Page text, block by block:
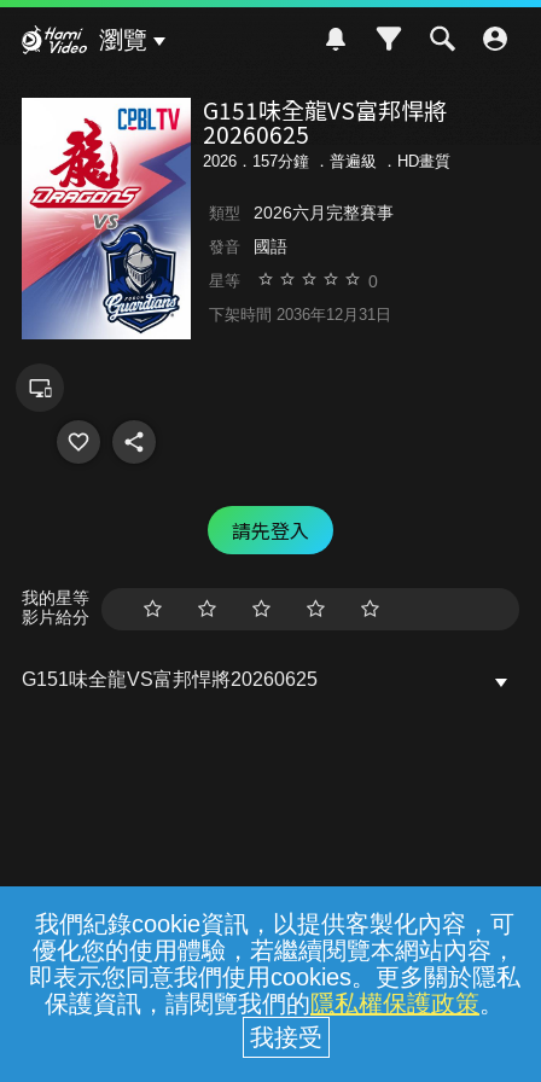
我們紀錄cookie資訊，以提供客製化內容，可
優化您的使用體驗，若繼續閱覽本網站內容，
即表示您同意我們使用cookies。更多關於隱私
保護資訊，請閱覽我們的隱私權保護政策。
瀏覽
G151味全龍VS富邦悍將
20260625
2026．157分鐘 ． 普遍級 ．HD畫質
類型 2026六月完整賽事
發音 國語
星等 0
下架時間 2036年12月31日
請先登入
我的星等
影片給分
G151味全龍VS富邦悍將20260625
常見問題 線上客服 服務條款 隱私權保護
中華電信股份有限公司個人家庭分公司
(統一編號：96979949) © 2026
{{notifyMsg}}